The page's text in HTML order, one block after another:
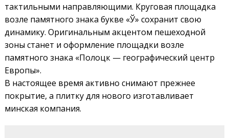
тактильными направляющими. Круговая площадка
возле памятного знака букве «Ў» сохранит свою
динамику. Оригинальным акцентом пешеходной
зоны станет и оформление площадки возле
памятного знака «Полоцк — географический центр
Европы».
В настоящее время активно снимают прежнее
покрытие, а плитку для нового изготавливает
минская компания.